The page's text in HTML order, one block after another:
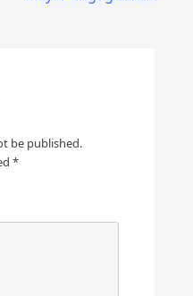
be published.
*